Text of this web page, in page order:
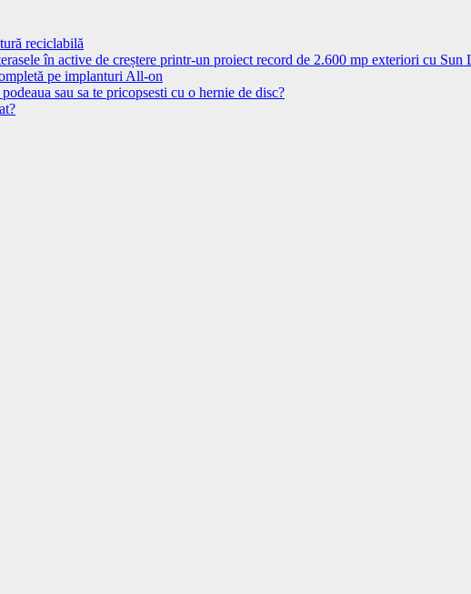
reciclabilă
în active de creștere printr-un proiect record de 2.600 mp exteriori cu Sun
pe implanturi All-on
sau sa te pricopsesti cu o hernie de disc?